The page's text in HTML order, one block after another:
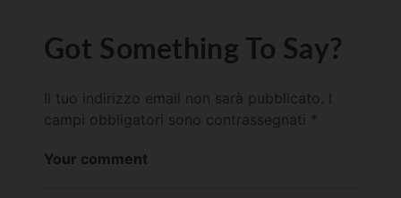
Got Something To Say?
Il tuo indirizzo email non sarà pubblicato.
campi obbligatori sono contrassegnati *
Your comment